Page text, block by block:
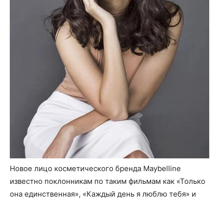
Новое лицо косметического бренда Maybelline
известно поклонникам по таким фильмам как «Только
она единственная», «Каждый день я люблю тебя» и